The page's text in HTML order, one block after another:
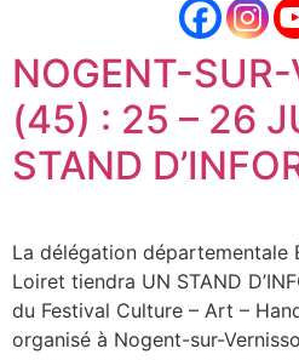
NOGENT-
(45) : 25 – 26
STAND
La délégation départementale
Loiret tiendra UN STAND
du Festival Culture – Art –
organisé à Nogent-sur-